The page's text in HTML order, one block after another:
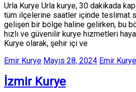
Urla Kurye Urla kurye, 30 dakikada
tüm ilçelerine saatler içinde teslimat
gelişen bir bölge haline gelirken, bu
hızlı ve güvenilir kurye hizmetleri
Kurye olarak, şehir içi ve
Emir Kurye Mayıs 28, 2024 Emir Kurye
İzmir Kurye